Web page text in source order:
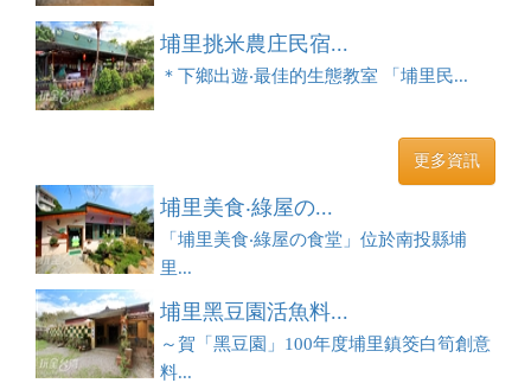
埔里挑米農庄民宿...
＊下鄉出遊‧最佳的生態教室 「埔里民...
更多資訊
埔里美食‧綠屋の...
「埔里美食‧綠屋の食堂」位於南投縣埔
里...
埔里黑豆園活魚料...
～賀「黑豆園」100年度埔里鎮筊白筍創意
料...